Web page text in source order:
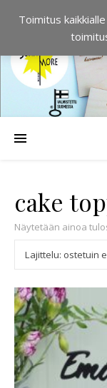
cake
Näytetään ainoa
Toimitus